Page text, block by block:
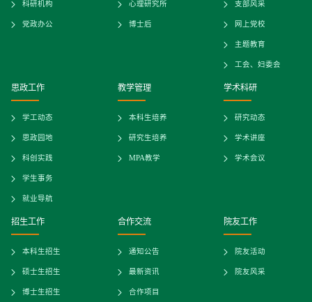
科研机构
党政办公
心理研究所
博士后
支部风采
网上党校
主题教育
工会、妇委会
思政工作
学工动态
思政园地
科创实践
学生事务
就业导航
教学管理
本科生培养
研究生培养
MPA教学
学术科研
研究动态
学术讲座
学术会议
招生工作
本科生招生
硕士生招生
博士生招生
合作交流
通知公告
最新资讯
合作项目
院友工作
院友活动
院友风采